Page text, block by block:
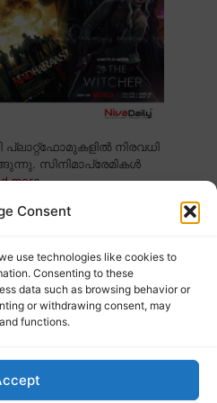
Consent
use technologies like cookies to
Consenting to these
data such as browsing behavior or
or withdrawing consent, may
functions.
പ്ലാറ്റ്ഫോമുകളിൽ നിരവധി
സിനിമാപ്രേമികൾ
more